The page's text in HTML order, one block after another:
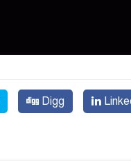
Digg